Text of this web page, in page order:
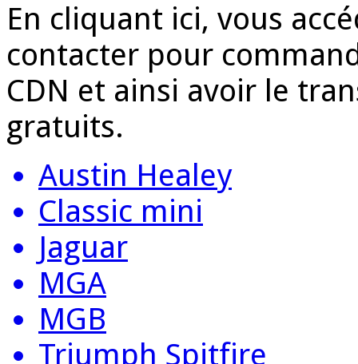
En cliquant ici, vous
contacter pour
CDN et ainsi avoir le
gratuits.
Austin Healey
Classic mini
Jaguar
MGA
MGB
Triumph Spitfire